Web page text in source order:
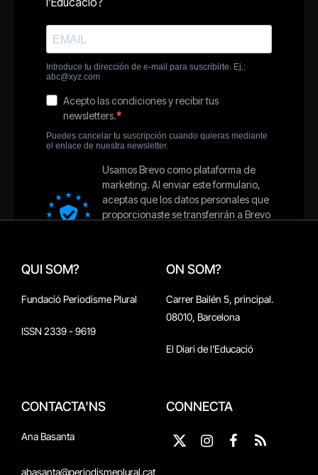
QUI SOM?
Fundació Periodisme Plural
ISSN 2339 - 9619
ON SOM?
Carrer Bailén 5, principal.
08010, Barcelona
El Diari de l'Educació
CONTACTA'NS
Ana Basanta
abasanta@periodismeplural.cat
CONNECTA
X
Instagram
Facebook
RSS